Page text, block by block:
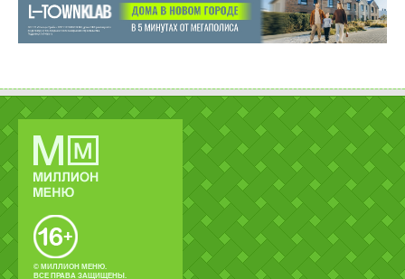
© МИЛЛИОН МЕНЮ.
ВСЕ ПРАВА ЗАЩИЩЕНЫ.